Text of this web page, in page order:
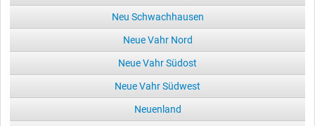
Neu Schwachhausen
Neue Vahr Nord
Neue Vahr Südost
Neue Vahr Südwest
Neuenland